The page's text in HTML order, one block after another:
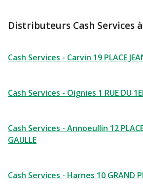
Distributeurs Cash Services
Cash Services - Carvin 19 PLACE
Cash Services - Oignies 1 RUE DU
Cash Services - Annoeullin 12 PLACE
GAULLE
Cash Services - Harnes 10 GRAND